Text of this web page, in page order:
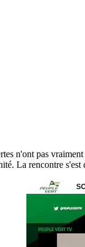
n'ont pas
La rencontre